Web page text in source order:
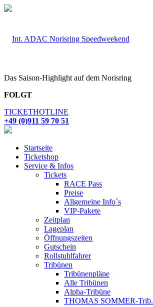
Das Saison-Highlight auf dem Norisring
FOLGT
TICKETHOTLINE
+49 (0)911 59 70 51
Startseite
Ticketshop
Service & Infos
Tickets
RACE Pass
Preise
Allgemeine Info´s
VIP-Pakete
Zeitplan
Lageplan
Öffnungszeiten
Gutschein
Rollstuhlfahrer
Tribünen
Tribünenpläne
Alle Tribünen
Alpha-Tribüne
THOMAS SOMMER-Trib.